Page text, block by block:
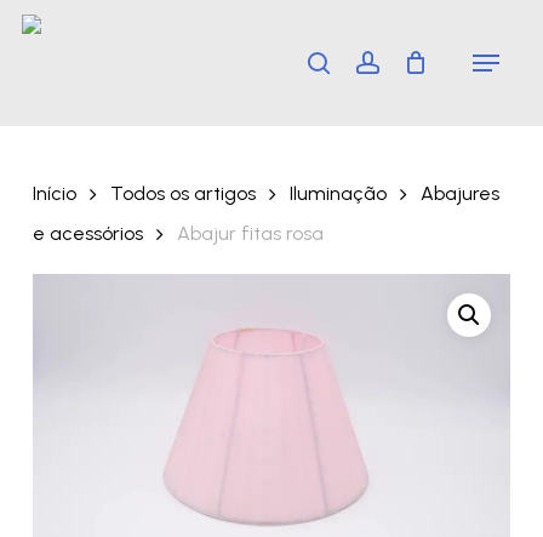
Skip
search account Menu
Início Todos os artigos Iluminação
Abajures
e acessórios
Abajur fitas rosa